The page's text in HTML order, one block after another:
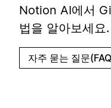
Notion AI에서
법을 알아보세요
자주 묻는 질문